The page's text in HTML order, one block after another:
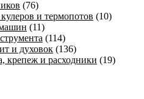
(76)
и термопотов (10)
(11)
(114)
и духовок (136)
крепеж и расходники (19)